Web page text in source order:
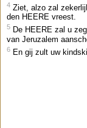
4 Ziet, alzo zal
den HEERE vreest.
5 De HEERE zal u
van Jeruzalem
6 En gij zult uw